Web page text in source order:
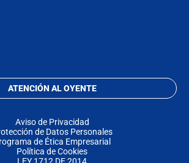
ATENCIÓN AL OYENTE
Aviso de Privacidad
de Datos Personales
de Ética Empresarial
Política de Cookies